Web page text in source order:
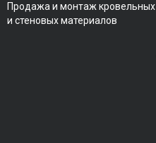
Продажа и монтаж кровельных
и стеновых материалов